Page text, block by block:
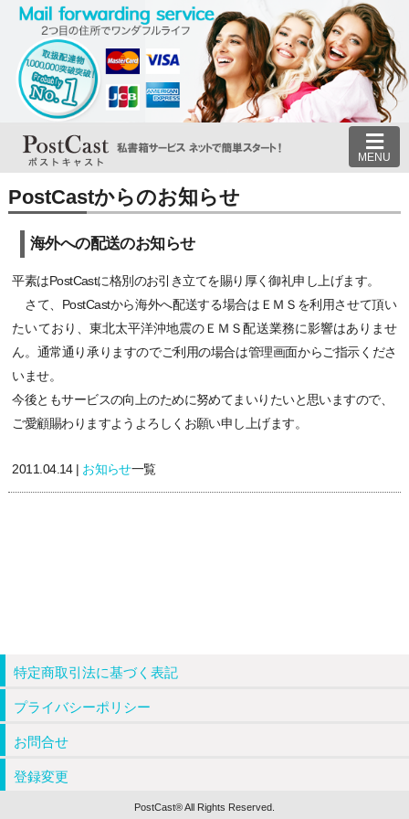
MENU
PostCastからのお知らせ
海外への配送のお知らせ
平素はPostCastに格別のお引き立てを賜り厚く御礼申し上げます。
さて、PostCastから海外へ配送する場合はＥＭＳを利用させて頂い
たいており、東北太平洋沖地震のＥＭＳ配送業務に影響はありませ
ん。通常通り承りますのでご利用の場合は管理画面からご指示くださ
いませ。
今後ともサービスの向上のために努めてまいりたいと思いますので、
ご愛顧賜わりますようよろしくお願い申し上げます。
2011.04.14 | お知らせ一覧
特定商取引法に基づく表記
プライバシーポリシー
お問合せ
登録変更
PostCast® All Rights Reserved.